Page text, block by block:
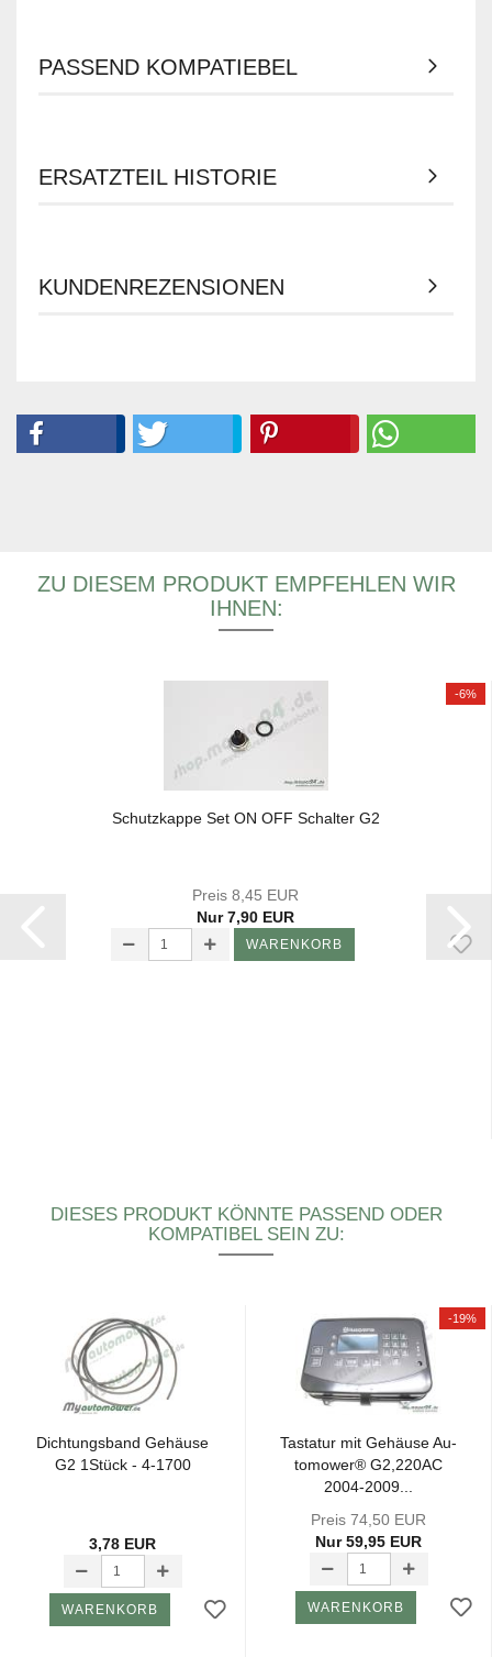
PASSEND KOMPATIEBEL
ERSATZTEIL HISTORIE
KUNDENREZENSIONEN
ZU DIESEM PRODUKT EMPFEHLEN WIR
IHNEN:
-6%
Schutz­kap­pe Set ON OFF Schal­ter G2
Preis 8,45 EUR
Nur 7,90 EUR
WARENKORB
DIESES PRODUKT KÖNNTE PASSEND ODER
KOMPATIBEL SEIN ZU:
Dich­tungs­band Ge­häu­se
G2 1Stück - 4-​1700
3,78 EUR
WARENKORB
-19%
Tas­ta­tur mit Ge­häu­se Au­
to­mower® G2,220AC
2004-​2009...
Preis 74,50 EUR
Nur 59,95 EUR
WARENKORB